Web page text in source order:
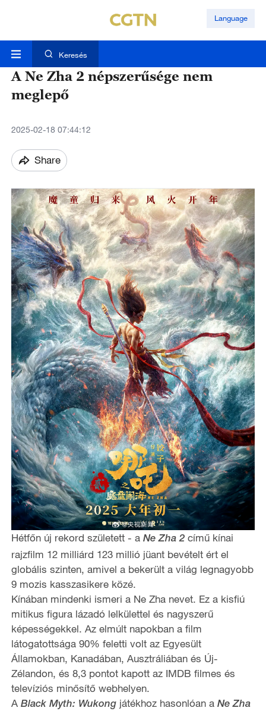
Language
Keresés
A Ne Zha 2 népszerűsége nem
meglepő
2025-02-18 07:44:12
Share
Hétfőn új rekord született - a Ne Zha 2című kínai
rajzfilm 12 milliárd 123 millió jüant bevételt ért el
globális szinten, amivel a bekerült a világ legnagyobb
9 mozis kasszasikere közé.
Kínában mindenki ismeri a Ne Zha nevet. Ez a kisfiú
mitikus figura lázadó lelkülettel és nagyszerű
képességekkel. Az elmúlt napokban a film
látogatottsága 90% feletti volt az Egyesült
Államokban, Kanadában, Ausztráliában és Új-
Zélandon, és 8,3 pontot kapott az IMDB filmes és
televíziós minősítő webhelyen.
A Black Myth: Wukongjátékhoz hasonlóan a Ne Zha